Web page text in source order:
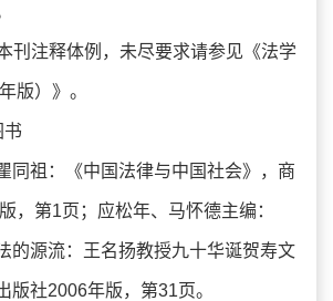
刊注释体例，未尽要求请参见《法学
版）》。
书
同祖：《中国法律与中国社会》，商
，第1页；应松年、马怀德主编：
的源流：王名扬教授九十华诞贺寿文
版社2006年版，第31页。